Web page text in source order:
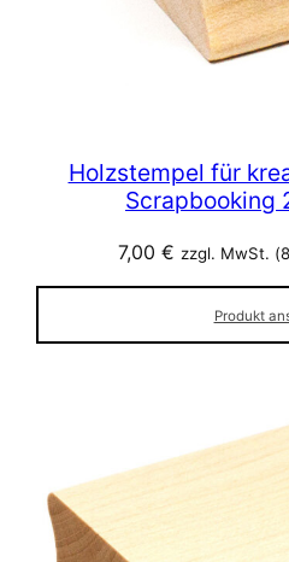
Holzstempel für
Scrapbooking
7,00 € zzgl. MwSt. (
Produkt